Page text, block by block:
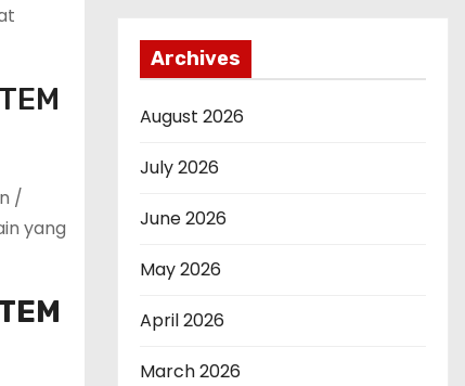
/
yang
Archives
August 2026
July 2026
June 2026
May 2026
April 2026
March 2026